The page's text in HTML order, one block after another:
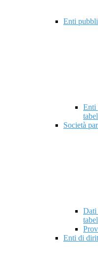
Enti
Enti
Società
Dati
Enti di